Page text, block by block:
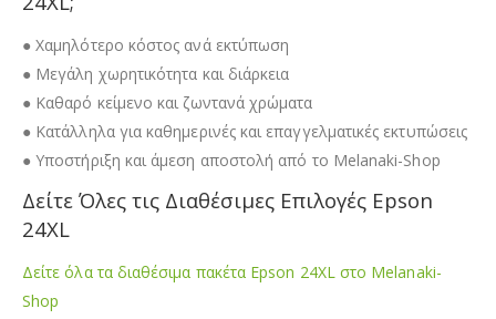
● Χαμηλότερο κόστος ανά εκτύπωση
● Μεγάλη χωρητικότητα και διάρκεια
● Καθαρό κείμενο και ζωντανά χρώματα
● Κατάλληλα για καθημερινές και επαγγελματικές εκτυπώσεις
● Υποστήριξη και άμεση αποστολή από το Melanaki-Shop
Δείτε Όλες τις Διαθέσιμες Επιλογές Epson
24XL
Δείτε όλα τα διαθέσιμα πακέτα Epson 24XL στο Melanaki-
Shop